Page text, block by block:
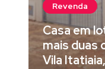
Revenda
Casa em
mais duas
Vila